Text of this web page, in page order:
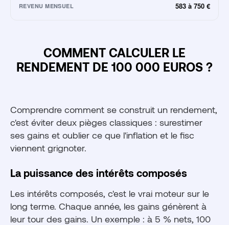
REVENU MENSUEL 583 à 750 €
COMMENT CALCULER LE
RENDEMENT DE 100 000 EUROS ?
Comprendre comment se construit un rendement,
c'est éviter deux pièges classiques : surestimer
ses gains et oublier ce que l'inflation et le fisc
viennent grignoter.
La puissance des intérêts composés
Les intérêts composés, c'est le vrai moteur sur le
long terme. Chaque année, les gains génèrent à
leur tour des gains. Un exemple : à 5 % nets, 100